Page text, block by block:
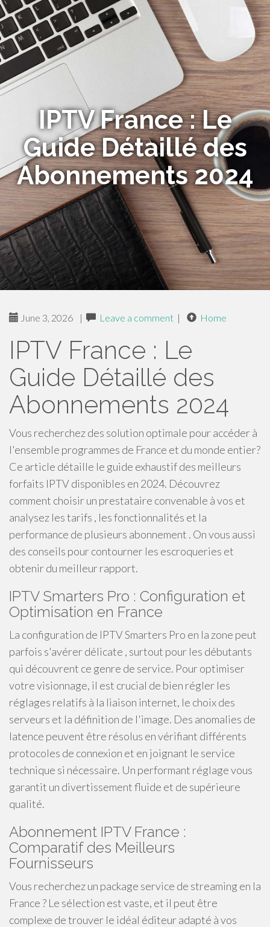
IPTV France : Le
Guide Détaillé des
Abonnements 2024
June 3, 2026 | Leave a comment | Home
IPTV France : Le
Guide Détaillé des
Abonnements 2024
Vous recherchez des solution optimale pour accéder à
l'ensemble programmes de France et du monde entier?
Ce article détaille le guide exhaustif des meilleurs
forfaits IPTV disponibles en 2024. Découvrez
comment choisir un prestataire convenable à vos et
analysez les tarifs , les fonctionnalités et la
performance de plusieurs abonnement . On vous aussi
des conseils pour contourner les escroqueries et
obtenir du meilleur rapport.
IPTV Smarters Pro : Configuration et
Optimisation en France
La configuration de IPTV Smarters Pro en la zone peut
parfois s'avérer délicate , surtout pour les débutants
qui découvrent ce genre de service. Pour optimiser
votre visionnage, il est crucial de bien régler les
réglages relatifs à la liaison internet, le choix des
serveurs et la définition de l'image. Des anomalies de
latence peuvent être résolus en vérifiant différents
protocoles de connexion et en joignant le service
technique si nécessaire. Un performant réglage vous
garantit un divertissement fluide et de supérieure
qualité.
Abonnement IPTV France :
Comparatif des Meilleurs
Fournisseurs
Vous recherchez un package service de streaming en la
France ? Le sélection est vaste, et il peut être
complexe de trouver le idéal éditeur adapté à vos